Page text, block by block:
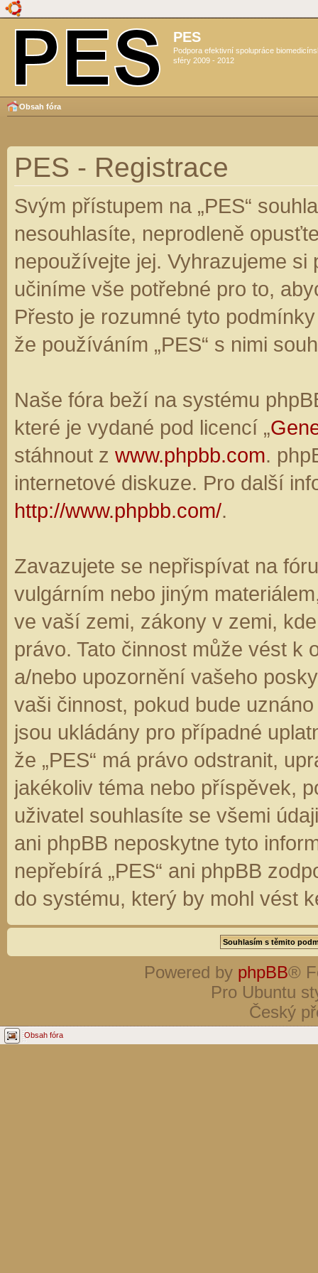
PES
Podpora efektivní spolupráce
sféry 2009 - 2012
Obsah fóra
PES - Registrace
Svým přístupem na „PES“
nesouhlasíte, neprodleně
nepoužívejte jej. Vyhrazujeme
učiníme vše potřebné pro to,
Přesto je rozumné tyto
že používáním „PES“ s nimi
Naše fóra beží na systému
které je vydané pod licencí „
stáhnout z www.phpbb.com.
internetové diskuze. Pro další
http://www.phpbb.com/.
Zavazujete se nepřispívat na
vulgárním nebo jiným
ve vaší zemi, zákony v zemi,
právo. Tato činnost může vést k
a/nebo upozornění vašeho
vaši činnost, pokud bude
jsou ukládány pro případné
že „PES“ má právo odstranit,
jakékoliv téma nebo příspěvek,
uživatel souhlasíte se všemi
ani phpBB neposkytne tyto
nepřebírá „PES“ ani phpBB
do systému, který by mohl vést
Powered by phpBB®
Pro Ubuntu
Český
Obsah fóra